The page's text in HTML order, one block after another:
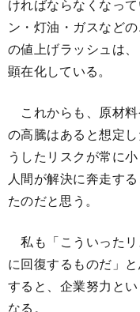
ければならなくなっ
ン・灯油・ガスなど
の値上げラッシュは
顕在化している。
これからも、原材
の高騰はあると想定
うしたリスクが常に
人間が解決に奔走す
たのだと思う。
私も「こういった
に回復するものだ」
すると、企業努力と
なる。